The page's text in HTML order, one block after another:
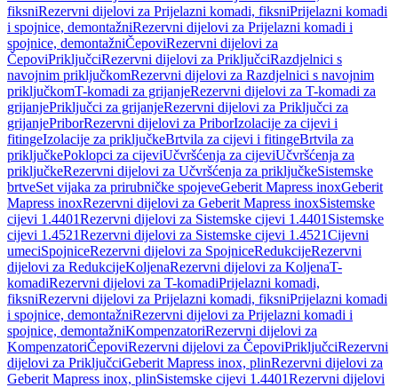
fiksniRezervni dijelovi za Prijelazni komadi, fiksniPrijelazni komadi
i spojnice, demontažniRezervni dijelovi za Prijelazni komadi i
spojnice, demontažniČepoviRezervni dijelovi za
ČepoviPriključciRezervni dijelovi za PriključciRazdjelnici s
navojnim priključkomRezervni dijelovi za Razdjelnici s navojnim
priključkomT-komadi za grijanjeRezervni dijelovi za T-komadi za
grijanjePriključci za grijanjeRezervni dijelovi za Priključci za
grijanjePriborRezervni dijelovi za PriborIzolacije za cijevi i
fitingeIzolacije za priključkeBrtvila za cijevi i fitingeBrtvila za
priključkePoklopci za cijeviUčvršćenja za cijeviUčvršćenja za
priključkeRezervni dijelovi za Učvršćenja za priključkeSistemske
brtveSet vijaka za prirubničke spojeveGeberit Mapress inoxGeberit
Mapress inoxRezervni dijelovi za Geberit Mapress inoxSistemske
cijevi 1.4401Rezervni dijelovi za Sistemske cijevi 1.4401 Sistemske
cijevi 1.4521Rezervni dijelovi za Sistemske cijevi 1.4521Cijevni
umeciSpojniceRezervni dijelovi za SpojniceRedukcijeRezervni
dijelovi za RedukcijeKoljenaRezervni dijelovi za KoljenaT-
komadiRezervni dijelovi za T-komadiPrijelazni komadi,
fiksniRezervni dijelovi za Prijelazni komadi, fiksniPrijelazni komadi
i spojnice, demontažniRezervni dijelovi za Prijelazni komadi i
spojnice, demontažniKompenzatoriRezervni dijelovi za
KompenzatoriČepoviRezervni dijelovi za ČepoviPriključciRezervni
dijelovi za PriključciGeberit Mapress inox, plinRezervni dijelovi za
Geberit Mapress inox, plinSistemske cijevi 1.4401Rezervni dijelovi